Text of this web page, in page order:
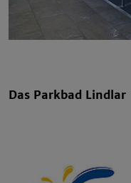
Das Parkbad Lindlar